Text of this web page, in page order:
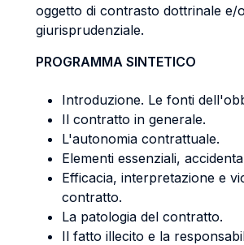
oggetto di contrasto dottrinale e/o
giurisprudenziale.
PROGRAMMA SINTETICO
Introduzione. Le fonti
Il contratto in generale.
L'autonomia contrattuale.
Elementi essenziali,
Efficacia, interpretazione e
contratto.
La patologia del contratto.
Il fatto illecito e la